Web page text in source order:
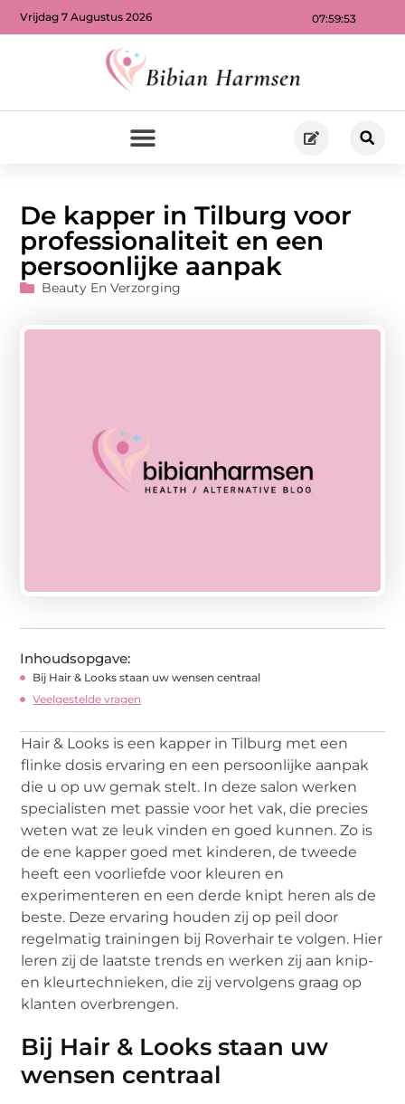
07:59:55
Vrijdag 7 Augustus 2026
De kapper in Tilburg voor
professionaliteit en een
persoonlijke aanpak
Beauty En Verzorging
Inhoudsopgave:
Bij Hair & Looks staan uw wensen centraal
Veelgestelde vragen
Hair & Looks is een kapper in Tilburg met een
flinke dosis ervaring en een persoonlijke aanpak
die u op uw gemak stelt. In deze salon werken
specialisten met passie voor het vak, die precies
weten wat ze leuk vinden en goed kunnen. Zo is
de ene kapper goed met kinderen, de tweede
heeft een voorliefde voor kleuren en
experimenteren en een derde knipt heren als de
beste. Deze ervaring houden zij op peil door
regelmatig trainingen bij Roverhair te volgen. Hier
leren zij de laatste trends en werken zij aan knip-
en kleurtechnieken, die zij vervolgens graag op
klanten overbrengen.
Bij Hair & Looks staan uw
wensen centraal